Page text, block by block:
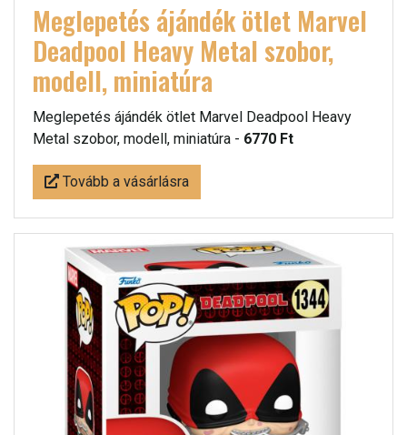
Meglepetés ájándék ötlet Marvel
Deadpool Heavy Metal szobor,
modell, miniatúra
Meglepetés ájándék ötlet Marvel Deadpool Heavy
Metal szobor, modell, miniatúra - 6770 Ft
Tovább a vásárlásra